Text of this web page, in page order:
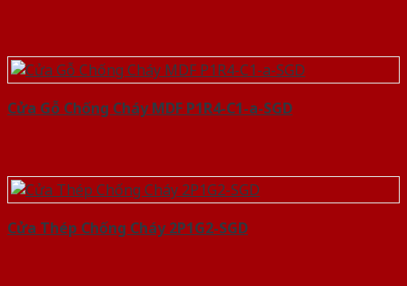
Cửa Gỗ Chống Cháy MDF P1R4-C1-a-SGD
Cửa Thép Chống Cháy 2P1G2-SGD